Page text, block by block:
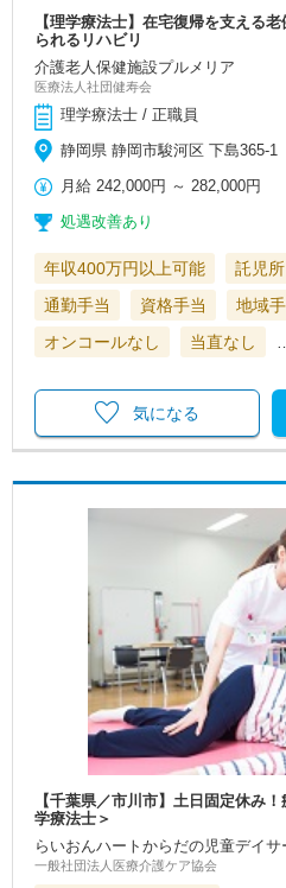
【理学療法士】在宅復帰を支える
られるリハビリ
介護老人保健施設プルメリア
医療法人社団健寿会
理学療法士 / 正職員
静岡県 静岡市駿河区 下島365-1
月給 242,000円 ～ 282,000円
処遇改善あり
年収400万円以上可能 託児
通勤手当
資格手当 地域
オンコールなし
当直なし
気になる
【千葉県／市川市】土日固定休み
学療法士＞
らいおんハートからだの児童デイサ
一般社団法人医療介護ケア協会